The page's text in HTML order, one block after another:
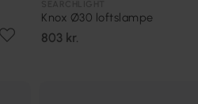
Knox Ø30 loftslampe
803 kr.